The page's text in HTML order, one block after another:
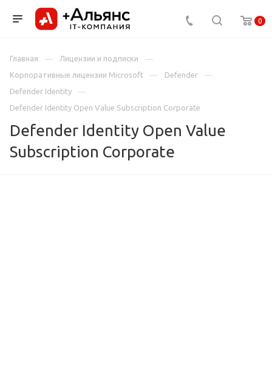
0
Главная
Лицензии и подписки
Корпоративные лицензии Microsoft
Defender
Defender Identity
Defender Identity Open Value Subscription Corporate
Defender Identity Open Value
Subscription Corporate